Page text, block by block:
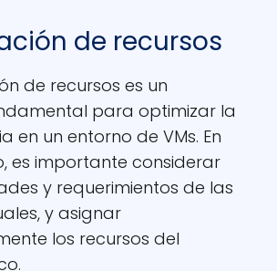
de recursos
de recursos es un
para optimizar la
en un entorno de VMs. En
es importante considerar
y requerimientos de las
y asignar
los recursos del